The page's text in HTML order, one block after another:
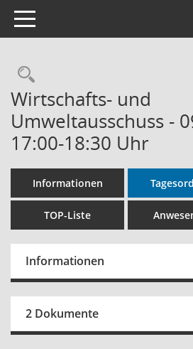
Toggle navigation
Rechercheauswahl
Wirtschafts- und
Umweltausschuss -
17:00-18:30 Uhr
Informationen
TOP-Liste
Informationen
2 Dokumente